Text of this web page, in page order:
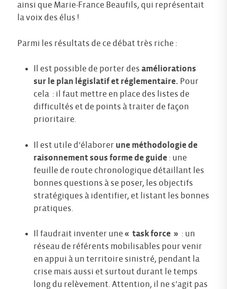
ainsi que Marie-France Beaufils, qui représentait
la voix des élus !
Parmi les résultats de ce débat très riche :
Il est possible de porter des améliorations
sur le plan législatif et réglementaire. Pour
cela : il faut mettre en place des listes de
difficultés et de points à traiter de façon
prioritaire.
Il est utile d’élaborer une méthodologie de
raisonnement sous forme de guide : une
feuille de route chronologique détaillant les
bonnes questions à se poser, les objectifs
stratégiques à identifier, et listant les bonnes
pratiques.
Il faudrait inventer une « task force » : un
réseau de référents mobilisables pour venir
en appui à un territoire sinistré, pendant la
crise mais aussi et surtout durant le temps
long du relèvement. Attention, il ne s’agit pas